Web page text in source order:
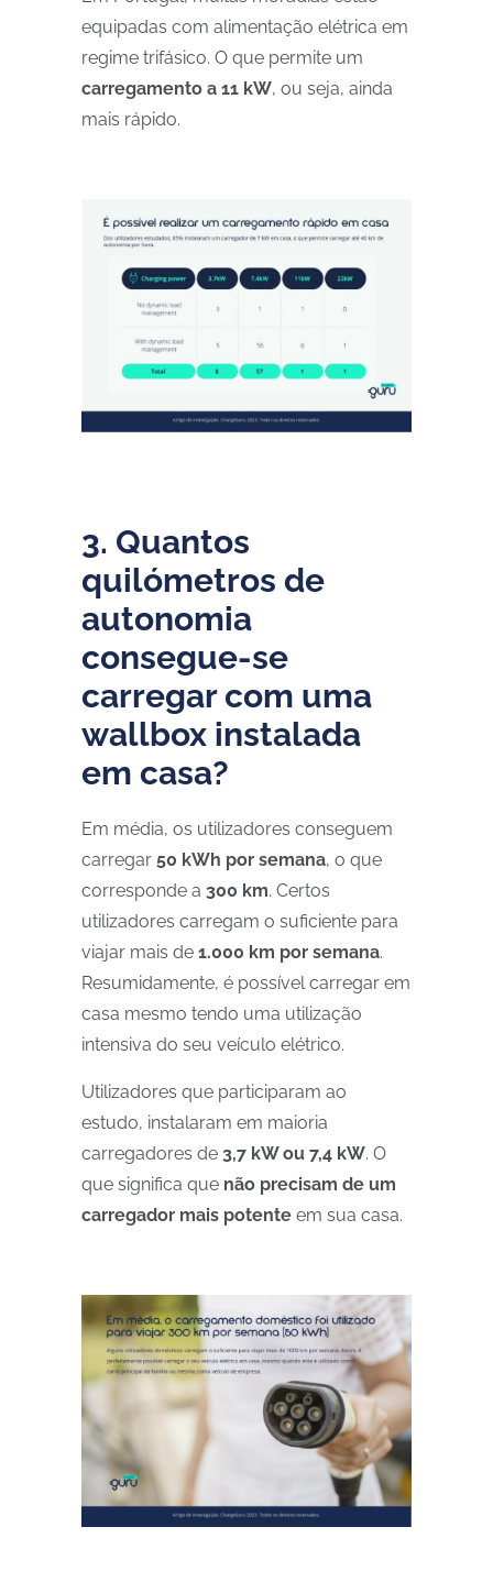
equipadas com alimentação elétrica em
regime trifásico. O que permite um
carregamento a 11 kW, ou seja, ainda
mais rápido.
3. Quantos
quilómetros de
autonomia
consegue-se
carregar com uma
wallbox instalada
em casa?
Em média, os utilizadores conseguem
carregar 50 kWh por semana, o que
corresponde a 300 km. Certos
utilizadores carregam o suficiente para
viajar mais de 1.000 km por semana.
Resumidamente, é possível carregar em
casa mesmo tendo uma utilização
intensiva do seu veículo elétrico.
Utilizadores que participaram ao
estudo, instalaram em maioria
carregadores de 3,7 kW ou 7,4 kW. O
que significa que não precisam de um
carregador mais potente em sua casa.